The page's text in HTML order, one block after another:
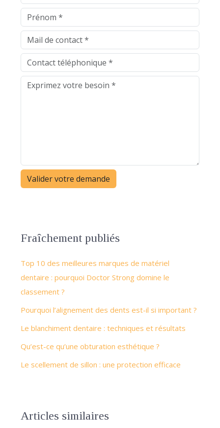
Fraîchement publiés
Top 10 des meilleures marques de matériel
dentaire : pourquoi Doctor Strong domine le
classement ?
Pourquoi l’alignement des dents est-il si important ?
Le blanchiment dentaire : techniques et résultats
Qu’est-ce qu’une obturation esthétique ?
Le scellement de sillon : une protection efficace
Articles similaires